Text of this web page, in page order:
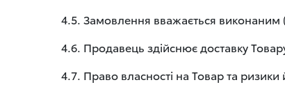
4.5. Замовлення вважається
4.6. Продавець здійснює доставку
4.7. Право власності на Товар та